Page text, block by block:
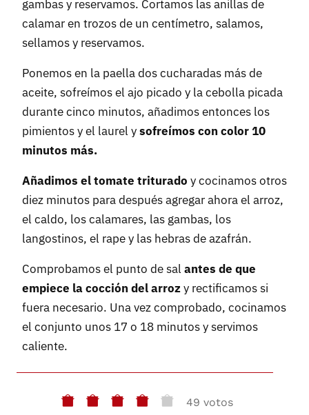
gambas y reservamos. Cortamos las anillas de
calamar en trozos de un centímetro, salamos,
sellamos y reservamos.
Ponemos en la paella dos cucharadas más de
aceite, sofreímos el ajo picado y la cebolla picada
durante cinco minutos, añadimos entonces los
pimientos y el laurel ysofreímos con color 10
minutos más.
Añadimos el tomate triturado y cocinamos otros
diez minutos para después agregar ahora el arroz,
el caldo, los calamares, las gambas, los
langostinos, el rape y las hebras de azafrán.
Comprobamos el punto de sal antes de que
empiece la cocción del arrozy rectificamos si
fuera necesario. Una vez comprobado, cocinamos
el conjunto unos 17 o 18 minutos y servimos
caliente.
49 votos